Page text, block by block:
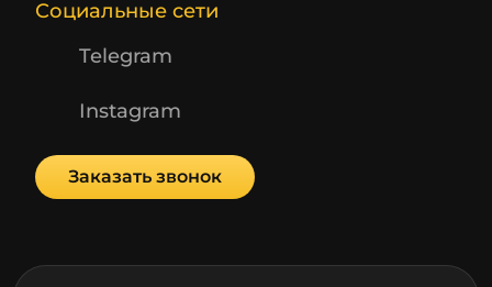
Социальные сети
Telegram
Instagram
Заказать звонок